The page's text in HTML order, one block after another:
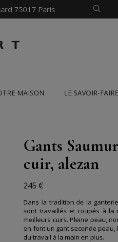
75017 Paris
MAISON LE SAVOIR-FAIRE
Gants
cuir, alezan
245 €
Dans la tradition de la
sont travaillés et coupés à la
meilleurs cuirs. Pleine peau,
en font un gant seconde
du travail à la main en plus.